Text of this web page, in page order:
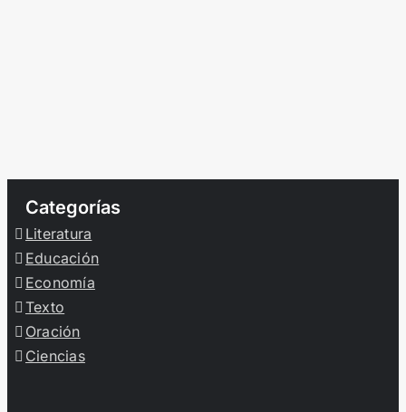
Categorías
Literatura
Educación
Economía
Texto
Oración
Ciencias